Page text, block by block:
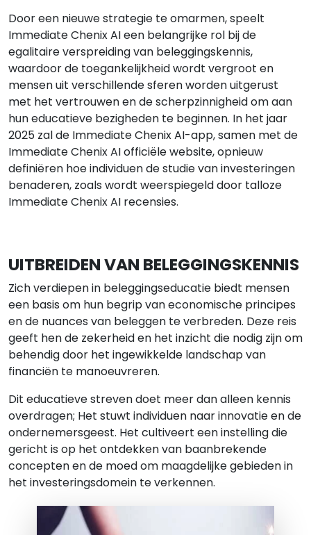
Door een nieuwe strategie te omarmen, speelt
Immediate Chenix AI een belangrijke rol bij de
egalitaire verspreiding van beleggingskennis,
waardoor de toegankelijkheid wordt vergroot en
mensen uit verschillende sferen worden uitgerust
met het vertrouwen en de scherpzinnigheid om aan
hun educatieve bezigheden te beginnen. In het jaar
2025 zal de Immediate Chenix AI-app, samen met de
Immediate Chenix AI officiële website, opnieuw
definiëren hoe individuen de studie van investeringen
benaderen, zoals wordt weerspiegeld door talloze
Immediate Chenix AI recensies.
UITBREIDEN VAN BELEGGINGSKENNIS
Zich verdiepen in beleggingseducatie biedt mensen
een basis om hun begrip van economische principes
en de nuances van beleggen te verbreden. Deze reis
geeft hen de zekerheid en het inzicht die nodig zijn om
behendig door het ingewikkelde landschap van
financiën te manoeuvreren.
Dit educatieve streven doet meer dan alleen kennis
overdragen; Het stuwt individuen naar innovatie en de
ondernemersgeest. Het cultiveert een instelling die
gericht is op het ontdekken van baanbrekende
concepten en de moed om maagdelijke gebieden in
het investeringsdomein te verkennen.